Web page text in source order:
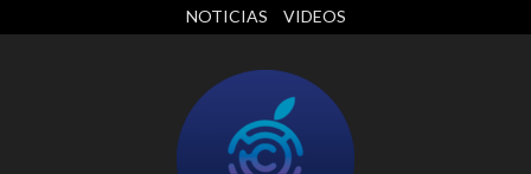
NOTICIAS VIDEOS